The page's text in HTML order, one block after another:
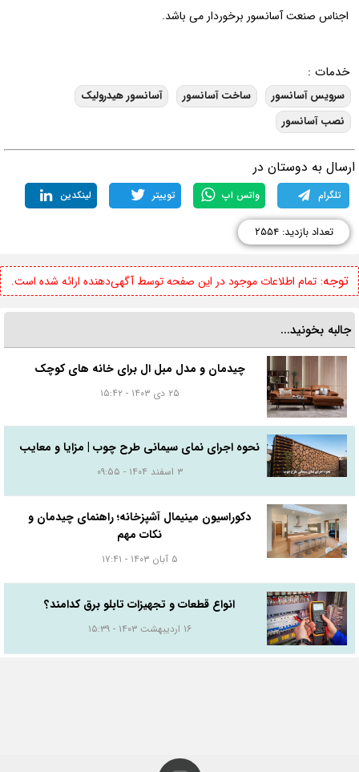
اجناس صنعت آسانسور برخوردار می باشد.
خدمات :
سرویس آسانسور ساخت آسانسور
آسانسور هیدرولیک
نصب آسانسور
به دوستان در
تلگرام واتس اپ توییتر لینکدین
تعداد بازدید: ۲۵۵۴
توجه:تمام اطلاعات موجود در این صفحه توسط آگهی‌دهنده ارائه شده است.
جالبه بخونید...
چیدمان و مدل مبل ال برای خانه های کوچک
۲۵ دی ۱۴۰۳ - ۱۵:۴۲
نحوه اجرای نمای سیمانی طرح چوب | مزایا و معایب
دکوراسیون مینیمال آشپزخانه؛ راهنمای چیدمان و
نکات مهم
انواع قطعات و تجهیزات تابلو برق کدامند؟
۱۶ اردیبهشت ۱۴۰۳ - ۱۵:۳۹